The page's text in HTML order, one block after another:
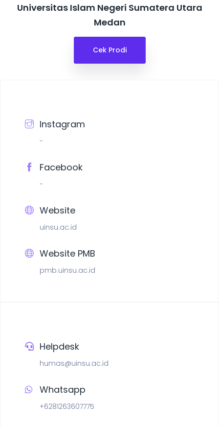
Universitas Islam Negeri Sumatera Utara
Medan
Cek Prodi
Instagram
-
Facebook
-
Website
uinsu.ac.id
Website PMB
pmb.uinsu.ac.id
Helpdesk
humas@uinsu.ac.id
Whatsapp
+6281263607775